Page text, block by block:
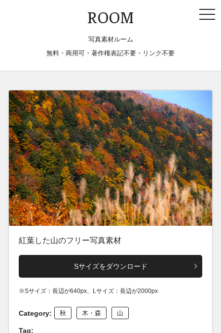
ROOM
写真素材ルーム
無料・商用可・著作権表記不要・リンク不要
紅葉した山のフリー写真素材
Sサイズをダウンロード
※Sサイズ：長辺が640px、Lサイズ：長辺が2000px
Category: 秋 木・森 山
Tag: